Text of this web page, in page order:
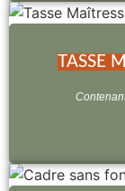
TASSE